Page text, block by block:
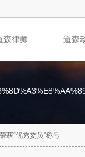
森律师 道森
获“优秀委员”称号